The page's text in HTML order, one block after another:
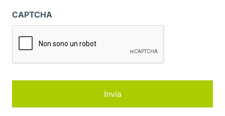
a
c
CAPTCHA